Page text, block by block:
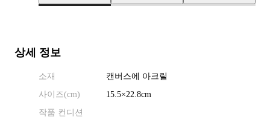
상세 정보
소재
캔버스에 아크릴
사이즈(cm) 15.5×22.8cm
작품 컨디션